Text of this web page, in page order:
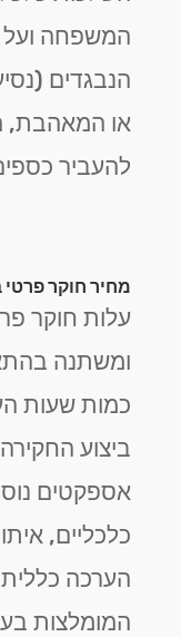
המשפחה ועל
הנבגדים
או המאהבת,
להעביר
מחיר חוקר פרטי
עלות חוקר
ומשתנה
כמות שעות
ביצוע
אספקטים
כלכליים,
הערכה כללית
המומלצות